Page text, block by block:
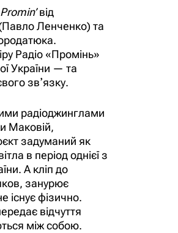
Promin’від
Ленченко) та
Радіо «Промінь»
України — та
звʼязку.
радіоджинглами
Маковій,
задуманий як
в період однієї з
А кліп до
занурює
існує фізично.
відчуття
між собою.